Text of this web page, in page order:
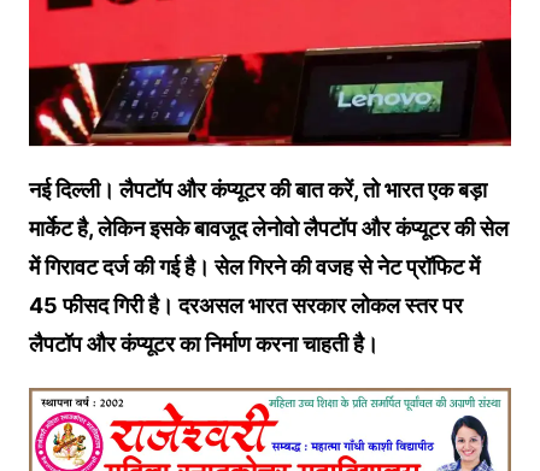
नई दिल्ली। लैपटॉप और कंप्यूटर की बात करें, तो भारत एक बड़ा
मार्केट है, लेकिन इसके बावजूद लेनोवो लैपटॉप और कंप्यूटर की सेल
में गिरावट दर्ज की गई है। सेल गिरने की वजह से नेट प्रॉफिट में
45 फीसद गिरी है। दरअसल भारत सरकार लोकल स्तर पर
लैपटॉप और कंप्यूटर का निर्माण करना चाहती है।